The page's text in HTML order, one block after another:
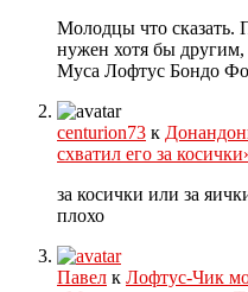
Молодцы что сказать.
нужен хотя бы
Муса Лофтус Бондо
centurion73 к
схватил его за
за косички или за
плохо
Павел к Лофтус-Чик